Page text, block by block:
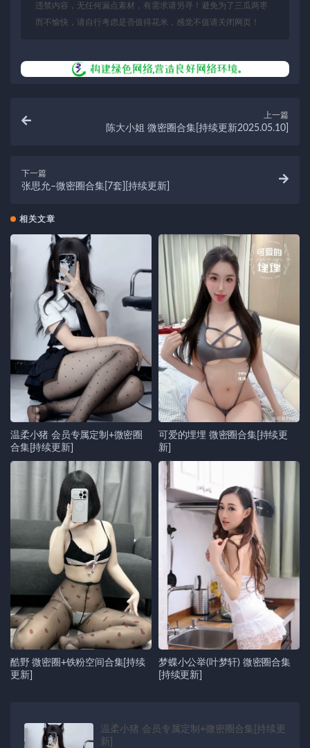
违禁内容，无任何漏点素材，有需求请另寻！避免为了三瓜两枣
而不愉快，请自行考虑是否值得花米，感觉不值请关闭网页！
上一篇
陈大小姐 微密圈合集[持续更新2025.05.10]
下一篇
张思允–微密圈合集[7套][持续更新]
相关文章
温柔小猪 会员专属定制+微密圈
合集[持续更新]
可爱的埋埋 微密圈合集[持续更
新]
酷野 微密圈+铁粉空间合集[持续
更新]
梦蝶小公举(叶梦轩) 微密圈合集
[持续更新]
温柔小猪 会员专属定制+微密圈合集[持续更
新]